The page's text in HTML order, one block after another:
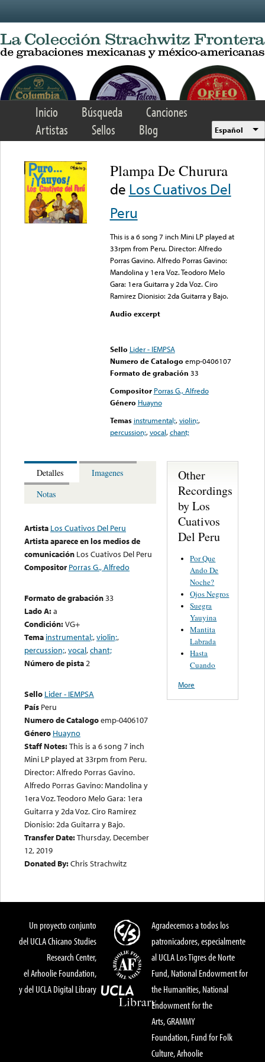
Inicio Búsqueda
Canciones
Artistas
Sellos Blog Español
Plampa De Churura
de Los Cuativos Del
Peru
This is a 6 song 7 inch Mini LP played at
33rpm from Peru. Director: Alfredo
Porras Gavino. Alfredo Porras Gavino:
Mandolina y 1era Voz. Teodoro Melo
Gara: 1era Guitarra y 2da Voz. Ciro
Ramirez Dionisio: 2da Guitarra y Bajo.
Audio excerpt
Sello Lider - IEMPSA
Numero de Catalogo emp-0406107
Formato de grabación 33
Compositor Porras G., Alfredo
Género Huayno
Temas instrumental;,violin;,
percussion;,vocal,chant;
Detalles
Imagenes
Notas
Artista Los Cuativos Del Peru
Artista aparece en los medios de
comunicación Los Cuativos Del Peru
Compositor Porras G., Alfredo
Formato de grabación33
Lado A:a
Condición:VG+
Tema instrumental;,violin;,
percussion;,vocal,chant;
Número de pista2
Sello Lider - IEMPSA
País Peru
Numero de Catalogoemp-0406107
Género Huayno
Staff Notes:This is a 6 song 7 inch
Mini LP played at 33rpm from Peru.
Director: Alfredo Porras Gavino.
Alfredo Porras Gavino: Mandolina y
1era Voz. Teodoro Melo Gara: 1era
Guitarra y 2da Voz. Ciro Ramirez
Dionisio: 2da Guitarra y Bajo.
Transfer Date:Thursday, December
12, 2019
Donated By:Chris Strachwitz
Other
Recordings
by Los
Cuativos
Del Peru
Por Que
Ando De
Noche?
Ojos Negros
Suegra
Yauyina
Mantita
Labrada
Hasta
Cuando
More
Un proyecto conjunto
del UCLA Chicano Studies
Research Center,
el Arhoolie Foundation,
y del UCLA Digital Library
Agradecemos a todos los
patronicadores, especialmente
al UCLA Los Tigres de Norte
Fund, National Endowment for
the Humanities, National
Endowment for the
Arts, GRAMMY
Foundation, Fund for Folk
Culture, Arhoolie